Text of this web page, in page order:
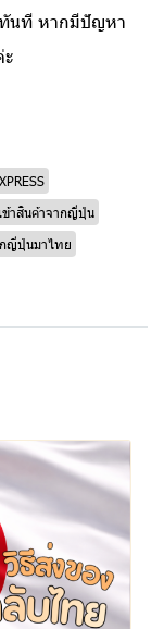
ทันที หากมีปัญหา
ข้าสินค้าจากญี่ปุ่น
ญี่ปุ่นมาไทย